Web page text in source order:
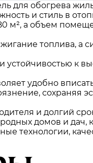
для обогрева
и стиль в
м², а объем
топлива, а
устойчивостью к
удобно
и долгий
домов и
технологии,